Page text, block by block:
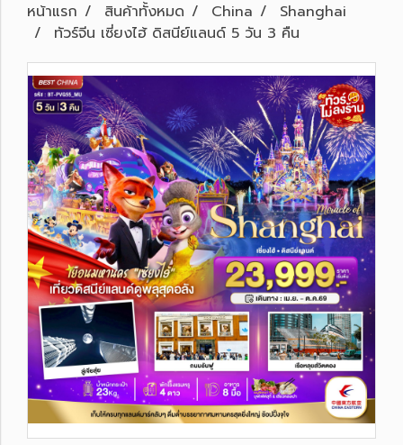
หน้าแรก สินค้าทั้งหมด China
Shanghai
ทัวร์จีน เซี่ยงไฮ้ ดิสนีย์แลนด์ 5 วัน 3 คืน